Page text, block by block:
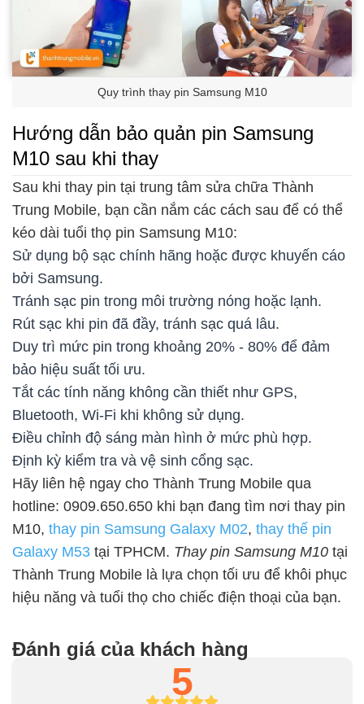
Quy trình thay pin Samsung M10
Hướng dẫn bảo quản pin Samsung
M10 sau khi thay
Sau khi thay pin tại trung tâm sửa chữa Thành
Trung Mobile, bạn cần nắm các cách sau để có thể
kéo dài tuổi thọ pin Samsung M10:
Sử dụng bộ sạc chính hãng hoặc được khuyến cáo
bởi Samsung.
Tránh sạc pin trong môi trường nóng hoặc lạnh.
Rút sạc khi pin đã đầy, tránh sạc quá lâu.
Duy trì mức pin trong khoảng 20% - 80% để đảm
bảo hiệu suất tối ưu.
Tắt các tính năng không cần thiết như GPS,
Bluetooth, Wi-Fi khi không sử dụng.
Điều chỉnh độ sáng màn hình ở mức phù hợp.
Định kỳ kiểm tra và vệ sinh cổng sạc.
Hãy liên hệ ngay cho Thành Trung Mobile qua
hotline: 0909.650.650 khi bạn đang tìm nơi thay pin
M10, thay pin Samsung Galaxy M02, thay thế pin
Galaxy M53 tại TPHCM. Thay pin Samsung M10 tại
Thành Trung Mobile là lựa chọn tối ưu để khôi phục
hiệu năng và tuổi thọ cho chiếc điện thoại của bạn.
Đánh giá của khách hàng
5